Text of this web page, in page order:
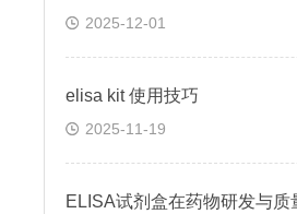
2025-12-01
elisa kit 使用技巧
2025-11-19